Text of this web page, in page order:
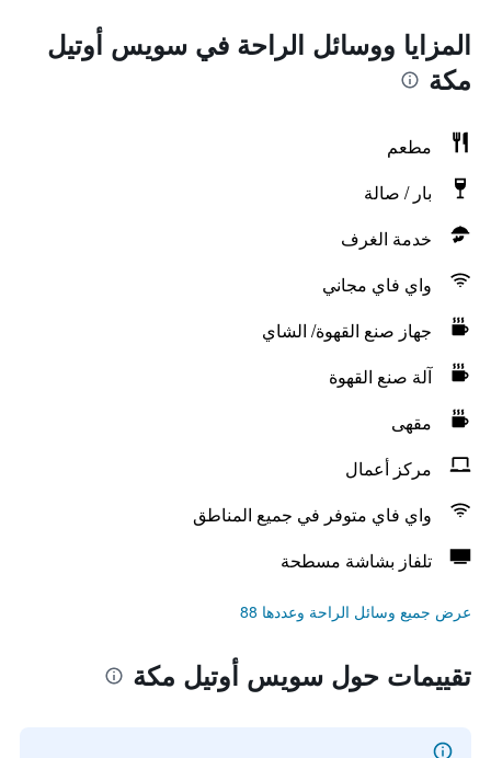
المزايا ووسائل الراحة في سويس أوتيل
مكة
مطعم
بار / صالة
خدمة الغرف
واي فاي مجاني
جهاز صنع القهوة/ الشاي
آلة صنع القهوة
مقهى
مركز أعمال
واي فاي متوفر في جميع المناطق
تلفاز بشاشة مسطحة
عرض جميع وسائل الراحة وعددها 88
تقييمات حول سويس أوتيل مكة